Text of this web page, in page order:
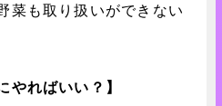
菜も取り扱いができない
やればいい？】